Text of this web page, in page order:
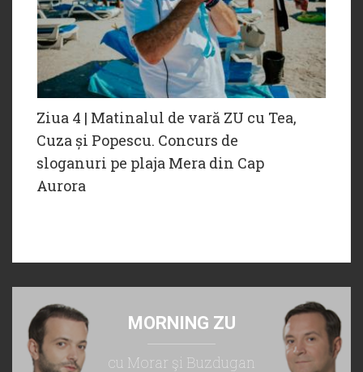
Ziua 4 | Matinalul de vară ZU cu Tea,
Cuza și Popescu. Concurs de
sloganuri pe plaja Mera din Cap
Aurora
MORNING ZU
cu Morar şi Buzdugan